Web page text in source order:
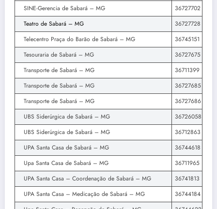
SINE-Gerencia de Sabará – MG
36727702
Teatro de Sabará – MG
36727728
Telecentro Praça do Barão de Sabará – MG
36745151
Tesouraria de Sabará – MG
36727675
Transporte de Sabará – MG
36711399
Transporte de Sabará – MG
36727685
Transporte de Sabará – MG
36727686
UBS Siderúrgica de Sabará – MG
36726058
UBS Siderúrgica de Sabará – MG
36712863
UPA Santa Casa de Sabará – MG
36744618
Upa Santa Casa de Sabará – MG
36711965
UPA Santa Casa – Coordenação de Sabará – MG
36741813
UPA Santa Casa – Medicação de Sabará – MG
36744184